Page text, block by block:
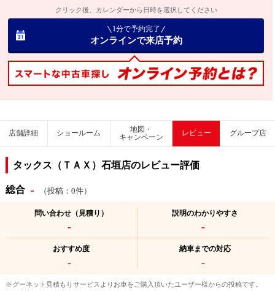
クリック後、カレンダーから日時を選択してください
1分で予約完了
オンラインで来店予約
店舗詳細 ショールーム
地図・
キャンペーン
レビュー グループ店
タックス（ＴＡＸ）石垣店のレビュー評価
総合 - （投稿：0件）
問い合わせ（見積り）
-
説明のわかりやすさ
-
おすすめ度
-
納車までの対応
-
※グーネット見積もりサービスよりお車をご購入頂いたユーザー様からの投稿です。